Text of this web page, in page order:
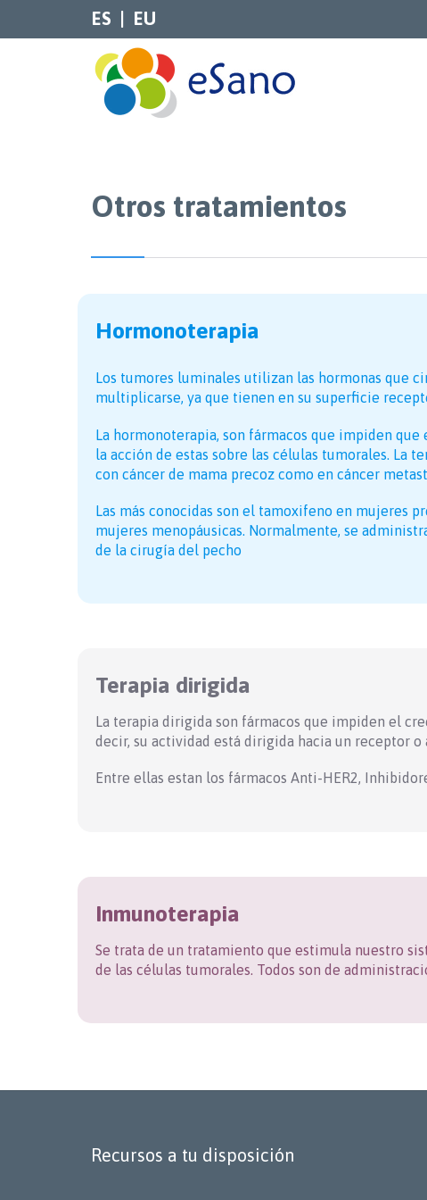
ES EU
Otros tratamientos
Hormonoterapia
Los tumores luminales utilizan las hormonas que
multiplicarse, ya que tienen en su superficie
La hormonoterapia, son fármacos que impiden
la acción de estas sobre las células tumorales. La
con cáncer de mama precoz como en cáncer
Las más conocidas son el tamoxifeno en mujeres
mujeres menopáusicas. Normalmente, se
de la cirugía del pecho
Terapia dirigida
La terapia dirigida son fármacos que impiden el
decir, su actividad está dirigida hacia un receptor
Entre ellas estan los fármacos Anti-HER2,
Inmunoterapia
Se trata de un tratamiento que estimula nuestro
de las células tumorales. Todos son de
Recursos a tu disposición